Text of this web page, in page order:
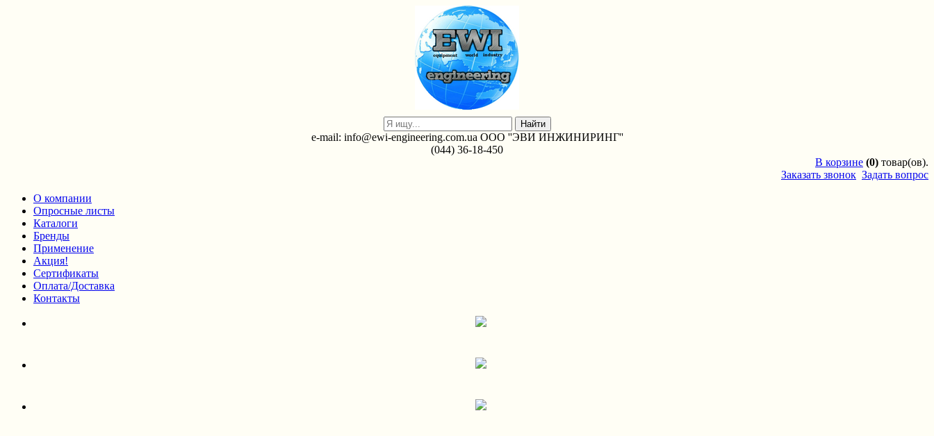
e-mail: info@ewi-engineering.com.ua ООО ''ЭВИ ИНЖИНИРИНГ''
(044) 36-18-450
В корзине (0) товар(ов).
Заказать звонок Задать вопрос
О компании
Опросные листы
Каталоги
Бренды
Применение
Акция!
Сертификаты
Оплата/Доставка
Контакты